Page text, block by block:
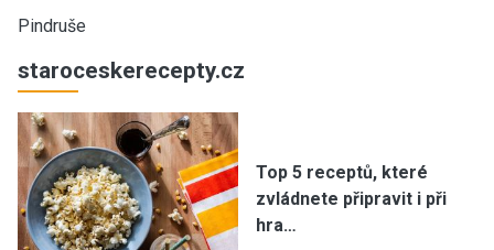
Pindruše
staroceskerecepty.cz
Top 5 receptů, které
zvládnete připravit i při
hra…